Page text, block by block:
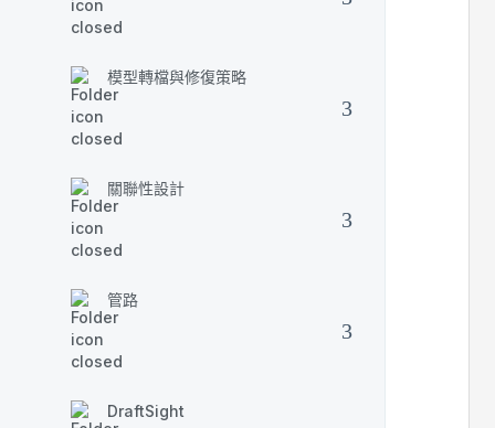
模型轉檔與修復策略
關聯性設計
管路
DraftSight